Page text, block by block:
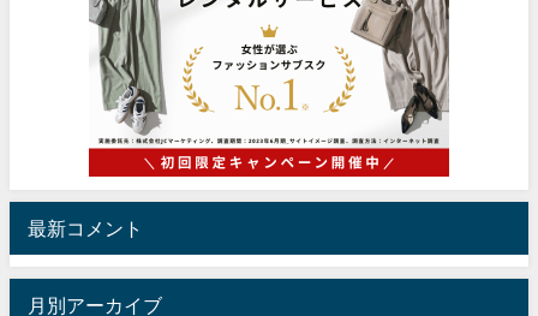
最新コメント
月別アーカイブ